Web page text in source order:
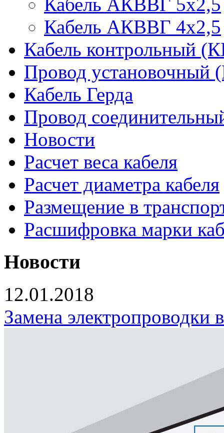
Кабель АКВВГ 5х2,5
Кабель АКВВГ 4х2,5
Кабель контрольный
Провод
Кабель Герда
Провод
Новости
Расчет веса кабеля
Расчет диаметра кабеля
Размещение в
Расшифровка марки
Новости
12.01.2018
Замена электропроводки